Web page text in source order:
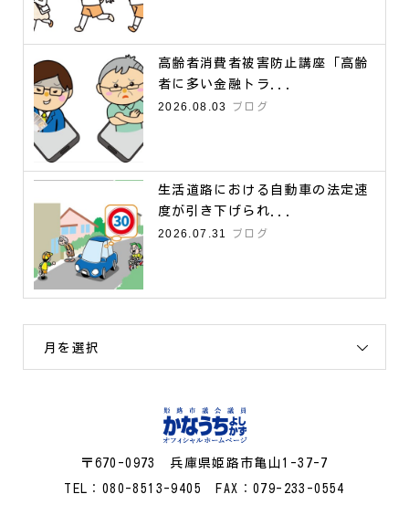
高齢者消費者被害防止講座「高齢
者に多い金融トラ...
2026.08.03
ブログ
生活道路における自動車の法定速
度が引き下げられ...
2026.07.31
ブログ
月を選択
〒670-0973 兵庫県姫路市亀山1-37-7
TEL：080-8513-9405 FAX：079-233-0554